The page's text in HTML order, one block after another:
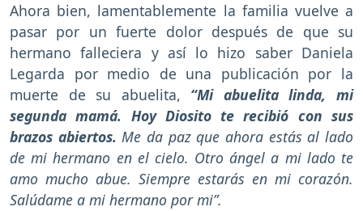
Ahora bien, lamentablemente la familia vuelve a
pasar por un fuerte dolor después de que su
hermano falleciera y así lo hizo saber Daniela
Legarda por medio de una publicación por la
muerte de su abuelita, “Mi abuelita linda, mi
segunda mamá. Hoy Diosito te recibió con sus
brazos abiertos.Me da paz que ahora estás al lado
de mi hermano en el cielo. Otro ángel a mi lado te
amo mucho abue. Siempre estarás en mi corazón.
Salúdame a mi hermano por mi”.